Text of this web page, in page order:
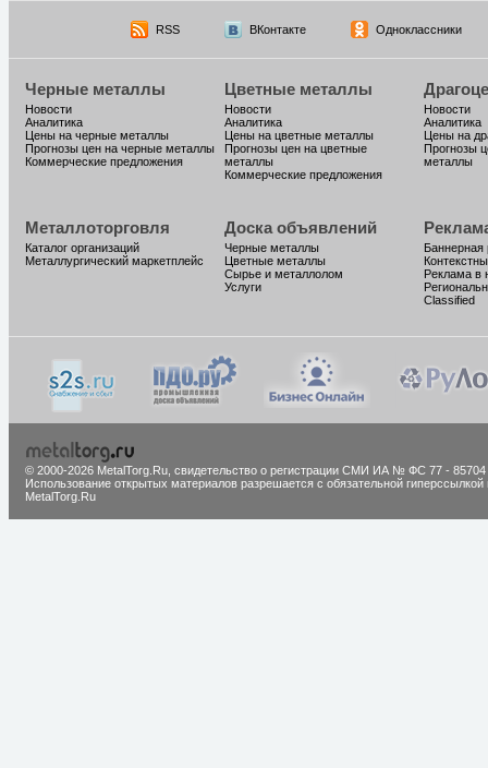
RSS ВКонтакте Одноклассники
Черные металлы
Новости
Аналитика
Цены на черные металлы
Прогнозы цен на черные металлы
Коммерческие предложения
Цветные металлы
Новости
Аналитика
Цены на цветные металлы
Прогнозы цен на цветные
металлы
Коммерческие предложения
Новости
Аналитика
Цены на
Прогнозы
металлы
Металлоторговля
Каталог организаций
Металлургический маркетплейс
Доска объявлений
Черные металлы
Цветные металлы
Сырье и металлолом
Услуги
Баннерная
Реклама в
Classified
© 2000-2026 MetalTorg.Ru, cвидетельство о регистрации СМИ ИА № ФС 77 - 85704
Использование открытых материалов разрешается с обязательной гиперссылкой
MetalTorg.Ru